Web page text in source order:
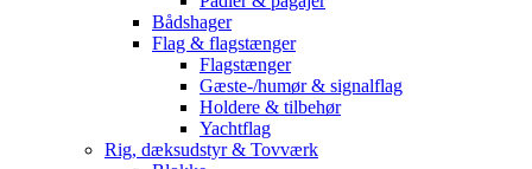
Bådshager
Flag & flagstænger
Flagstænger
Gæste-/humør & signalflag
Holdere & tilbehør
Yachtflag
Rig, dæksudstyr & Tovværk